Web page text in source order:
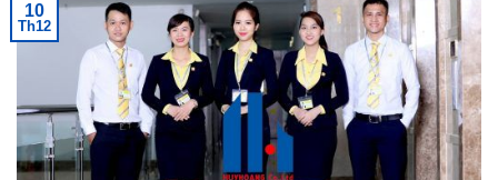
10
Th12